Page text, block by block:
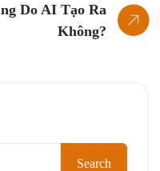
Do AI Tạo Ra
Không?
Search